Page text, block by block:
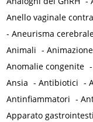
Anello vaginale
-Aneurisma
Animali -
Anomalie congenite
Ansia -Antibiotici -
Antinfiammatori -
Apparato